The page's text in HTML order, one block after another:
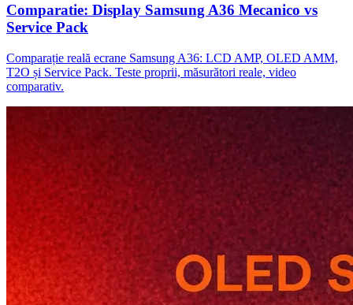
Comparatie: Display Samsung A36 Mecanico vs
Service Pack
Comparație reală ecrane Samsung A36: LCD AMP, OLED AMM,
T2O și Service Pack. Teste proprii, măsurători reale, video
comparativ.